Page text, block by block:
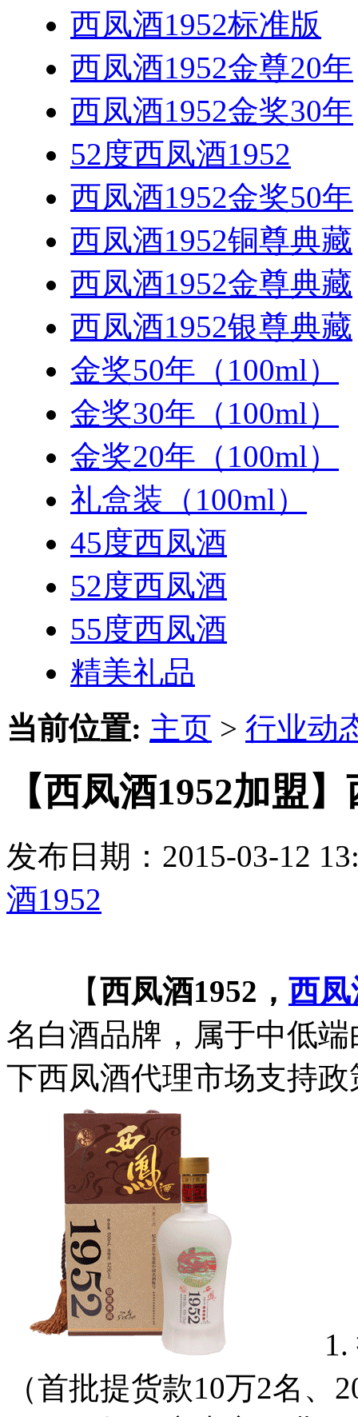
西凤酒1952标准版
西凤酒1952金尊20年
西凤酒1952金奖30年
52度西凤酒1952
西凤酒1952金奖50年
西凤酒1952铜尊典藏
西凤酒1952金尊典藏
西凤酒1952银尊典藏
金奖50年（100ml）
金奖30年（100ml）
金奖20年（100ml）
礼盒装（100ml）
45度西凤酒
52度西凤酒
55度西凤酒
精美礼品
当前位置: 主页 > 行业动
【西凤酒1952加盟
发布日期：2015-03-12
酒1952
【西凤酒1952， 西
名白酒品牌，属于中低
下西凤酒代理市场支持
1.
（首批提货款10万2名